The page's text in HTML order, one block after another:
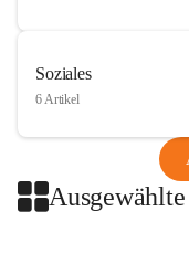
Soziales
6 Artikel